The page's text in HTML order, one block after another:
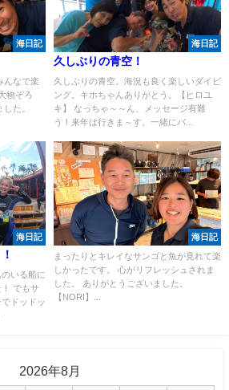
海日記
んなで楽
物ぞろ
た。
海日記
久しぶりの青空！
久しぶりの青空。海況も良く楽しいダイビ
ング。キホちゃんありがとう。【ヒロユ
キ】 なっちゃ～～ん、メッセージ有難
う！来年は行きま～す。一緒にバ...
海日記
いる船に
でもサ
ドッドッ
海日記
まったりとキレイなサンゴと魚が見れて楽
しかったです。 心がリフレッシュされま
した。 ありがとうございました。
【NORI】...
2026年8月